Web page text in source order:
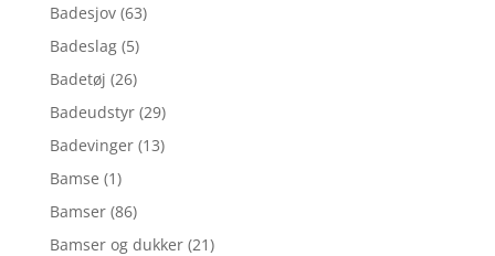
Badesjov (63)
Badeslag (5)
Badetøj (26)
Badeudstyr (29)
Badevinger (13)
Bamse (1)
Bamser (86)
Bamser og dukker (21)